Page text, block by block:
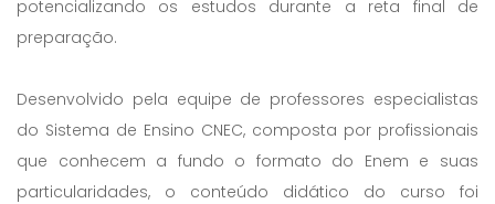
potencializando os estudos durante a reta final de
preparação.
Desenvolvido pela equipe de professores especialistas
do Sistema de Ensino CNEC, composta por profissionais
que conhecem a fundo o formato do Enem e suas
particularidades, o conteúdo didático do curso foi